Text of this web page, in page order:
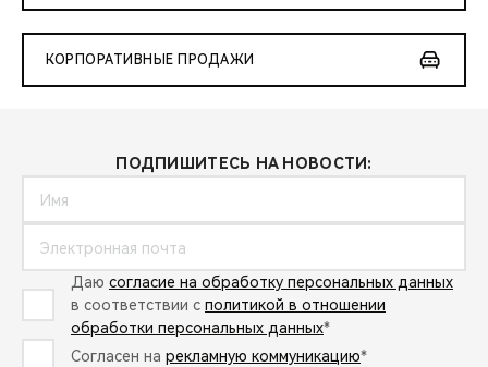
КОРПОРАТИВНЫЕ ПРОДАЖИ
ПОДПИШИТЕСЬ НА НОВОСТИ:
Даю согласие на обработку персональных данных
в соответствии с политикой в отношении
обработки персональных данных*
Согласен на рекламную коммуникацию*